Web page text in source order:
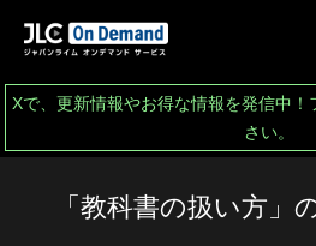
Xで、更新情報やお得な情報を発信中
さい。
「教科書の扱い方」